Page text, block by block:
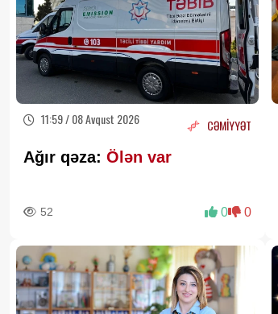
11:59 / 08 Avqust 2026 CƏMİYYƏT
Ağır qəza: Ölən var
52 0 0